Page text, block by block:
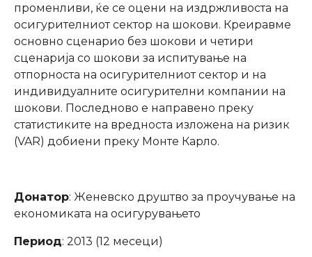
променливи, ќе се оцени на издржливоста на
осигурителниот сектор на шокови. Креиравме
основно сценарио без шокови и четири
сценарија со шокови за испитување на
отпорноста на осигурителниот сектор и на
индивидуалните осигурителни компании на
шокови. Последново е направено преку
статистиките на вредноста изложена на ризик
(VAR) добиени преку Монте Карло.
Донатор: Женевско друштво за проучување на
економиката на осигурувањето
Период: 2013 (12 месеци)